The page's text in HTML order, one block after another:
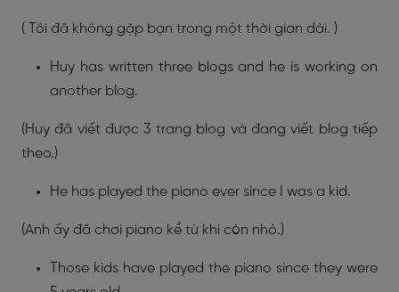
( Tôi đã không gặp bạn trong một thời gian dài. )
Huy has written three blogs and he is working on
another blog.
(Huy đã viết được 3 trang blog và đang viết blog tiếp
theo.)
He has played the piano ever since I was a kid.
(Anh ấy đã chơi piano kể từ khi còn nhỏ.)
Those kids have played the piano since they were